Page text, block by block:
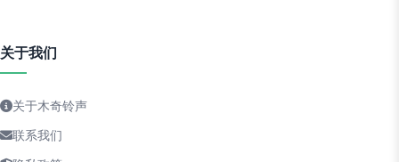
关于我们
关于木奇铃声
联系我们